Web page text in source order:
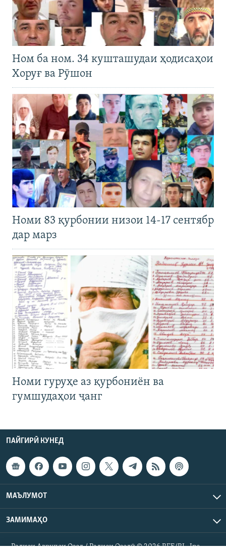
Ном ба ном. 34 кушташудаи ҳодисаҳои
Хоруғ ва Рӯшон
Номи 83 қурбонии низои 14-17 сентябр
дар марз
Номи гуруҳе аз қурбониён ва
гумшудаҳои ҷанг
ПАЙГИРӢ КУНЕД
МАЪЛУМОТ
ЗАМИМАҲО
Радиои Аврупои Озод / Радиои Озодӣ © 2026 RFE/RL. Inc.